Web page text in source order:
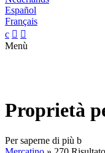
Español
Français
c  
Menù
Proprietà
Per saperne di più b